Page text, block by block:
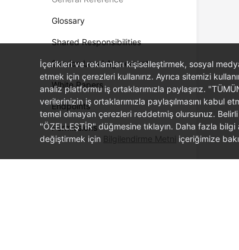
Glossary
Shared Responsibilities
Service Level Agreement
White Papers
Endpoints
Permissions
İçerikleri ve reklamları kişiselleştirmek, sosyal
etmek için çerezleri kullanırız. Ayrıca sitemizi
analiz platformu iş ortaklarımızla paylaşırız.
verilerinizin iş ortaklarımızla paylaşılmasını kabul
temel olmayan çerezleri reddetmiş olursunuz.
"ÖZELLEŞTİR" düğmesine tıklayın. Daha fazla
değiştirmek için Bilgilendirme Metni içeriğimize